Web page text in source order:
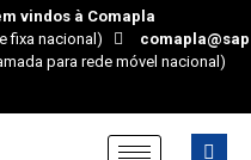
vindos à Comapla
fixa nacional)
para rede móvel nacional)